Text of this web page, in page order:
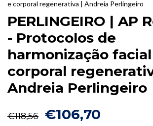
e corporal regenerativa | Andreia Perlingeiro
PERLINGEIRO | AP
- Protocolos de
harmonização
corporal
Andreia Perlingeiro
€118,56 €106,70